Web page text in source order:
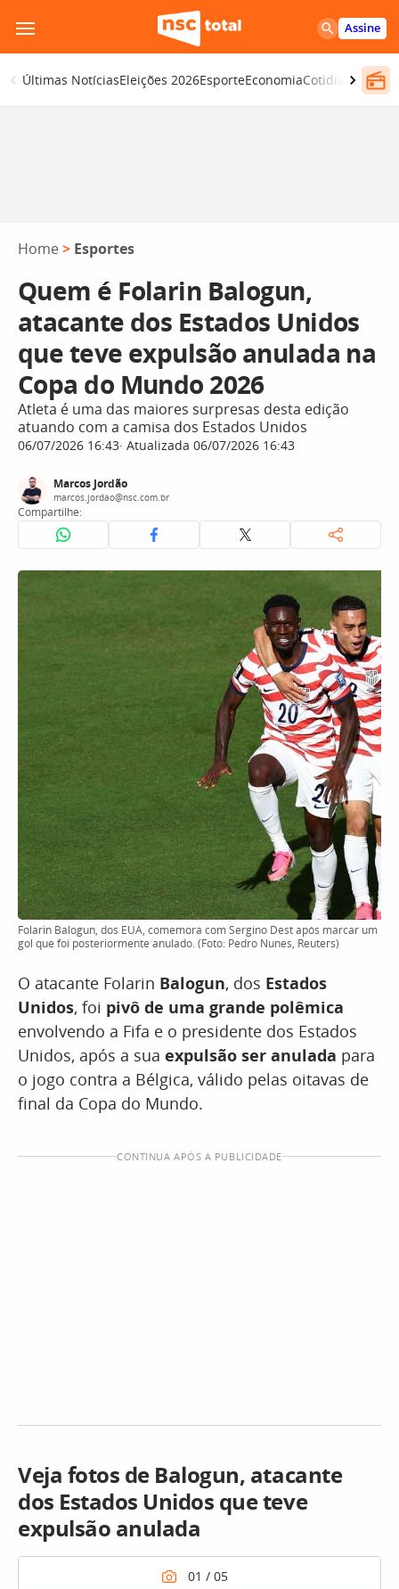
para
o
conteúdo
Assine
Últimas NotíciasEleições 2026EsporteEconomiaCotidiano
Home > Esportes
Quem é Folarin Balogun,
atacante dos Estados Unidos
que teve expulsão anulada na
Copa do Mundo 2026
Atleta é uma das maiores surpresas desta edição
atuando com a camisa dos Estados Unidos
06/07/2026 16:43 Atualizada 06/07/2026 16:43
Marcos Jordão
marcos.jordao@nsc.com.br
Compartilhe:
Folarin Balogun, dos EUA, comemora com Sergino Dest após marcar um
gol que foi posteriormente anulado. (Foto: Pedro Nunes, Reuters)
O atacante Folarin Balogun, dos Estados
Unidos, foi pivô de uma grande polêmica
envolvendo a Fifa e o presidente dos Estados
Unidos, após a sua expulsão ser anulada para
o jogo contra a Bélgica, válido pelas oitavas de
final da Copa do Mundo.
CONTINUA APÓS A PUBLICIDADE
Veja fotos de Balogun, atacante
dos Estados Unidos que teve
expulsão anulada